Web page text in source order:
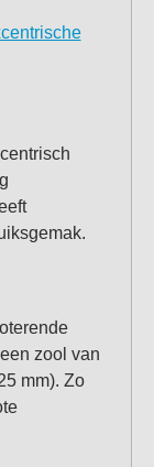
zool van
mm). Zo